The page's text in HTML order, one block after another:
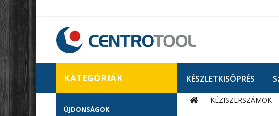
KÉSZLETKISÖPRÉS
KATEGÓRIÁK
ÚJDONSÁGOK
KÉZISZERSZÁMOK